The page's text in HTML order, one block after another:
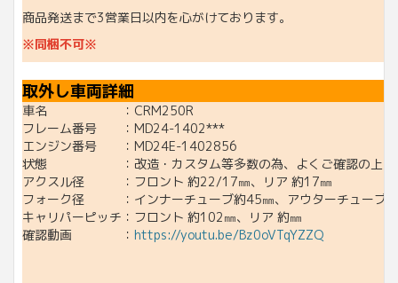
商品発送まで3営業日以内を心がけております。
※同梱不可※
取外し車両詳細
車名 ：CRM250R
フレーム番号 ：MD24-1402***
エンジン番号 ：MD24E-1402856
状態 ：改造・カスタム等多数の為、よくご確認の上入札
アクスル径 ：フロント 約22/17㎜、リア 約17㎜
フォーク径 ：インナーチューブ約45㎜、アウターチューブ
キャリパーピッチ：フロント 約102㎜、リア 約㎜
確認動画 ： https://youtu.be/Bz0oVTqYZZQ